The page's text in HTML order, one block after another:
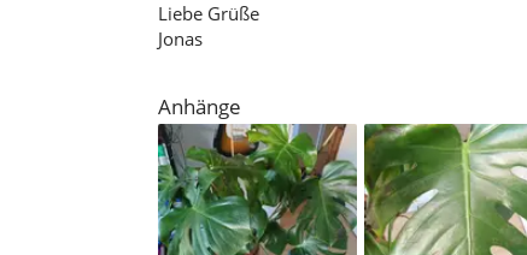
Liebe Grüße
Jonas
Anhänge